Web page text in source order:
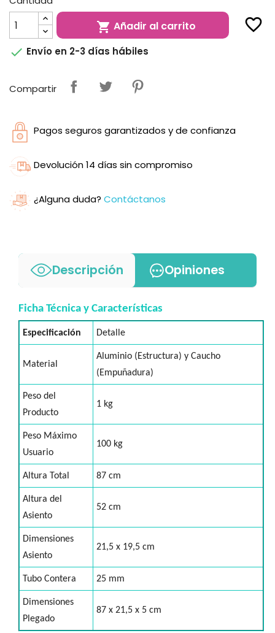
 Añadir al carrito favorite_border
 Envío en 2-3 días hábiles
Compartir
Pagos seguros garantizados y de confianza
Devolución 14 días sin compromiso
¿Alguna duda? Contáctanos
Descripción Opiniones
Ficha Técnica y Características
Especificación Detalle
Material
Aluminio (Estructura) y Caucho
(Empuñadura)
Peso del
Producto
1 kg
Peso Máximo
Usuario
100 kg
Altura Total 87 cm
Altura del
Asiento
52 cm
Dimensiones
Asiento
21,5 x 19,5 cm
Tubo Contera 25 mm
Dimensiones
Plegado
87 x 21,5 x 5 cm